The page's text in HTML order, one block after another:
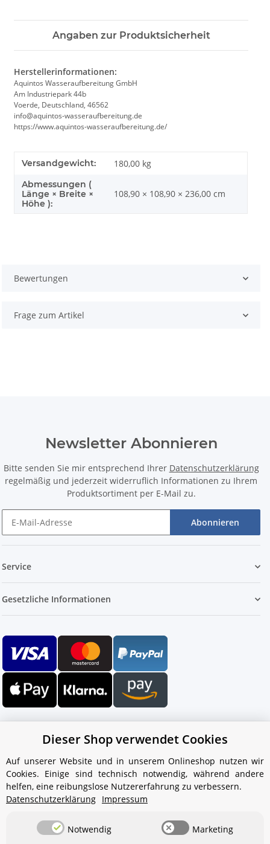
Angaben zur Produktsicherheit
Herstellerinformationen:
Aquintos Wasseraufbereitung GmbH
Am Industriepark 44b
Voerde, Deutschland, 46562
info@aquintos-wasseraufbereitung.de
https://www.aquintos-wasseraufbereitung.de/
Versandgewicht: 180,00 kg
Abmessungen (
Länge × Breite ×
Höhe ):
108,90 × 108,90 × 236,00 cm
Bewertungen
Frage zum Artikel
Newsletter Abonnieren
Bitte senden Sie mir entsprechend Ihrer Datenschutzerklärung
regelmäßig und jederzeit widerruflich Informationen zu Ihrem
Produktsortiment per E-Mail zu.
Abonnieren
Service
Gesetzliche Informationen
Ihr WhatsApp-Kontakt zum
Service Team
von Aquintos-Wasseraufbereitung
Dieser Shop verwendet Cookies
Auf unserer Website und in unserem Onlineshop nutzen wir
Cookies. Einige sind technisch notwendig, während andere
helfen, eine reibungslose Nutzererfahrung zu verbessern.
Datenschutzerklärung Impressum
Notwendig Marketing